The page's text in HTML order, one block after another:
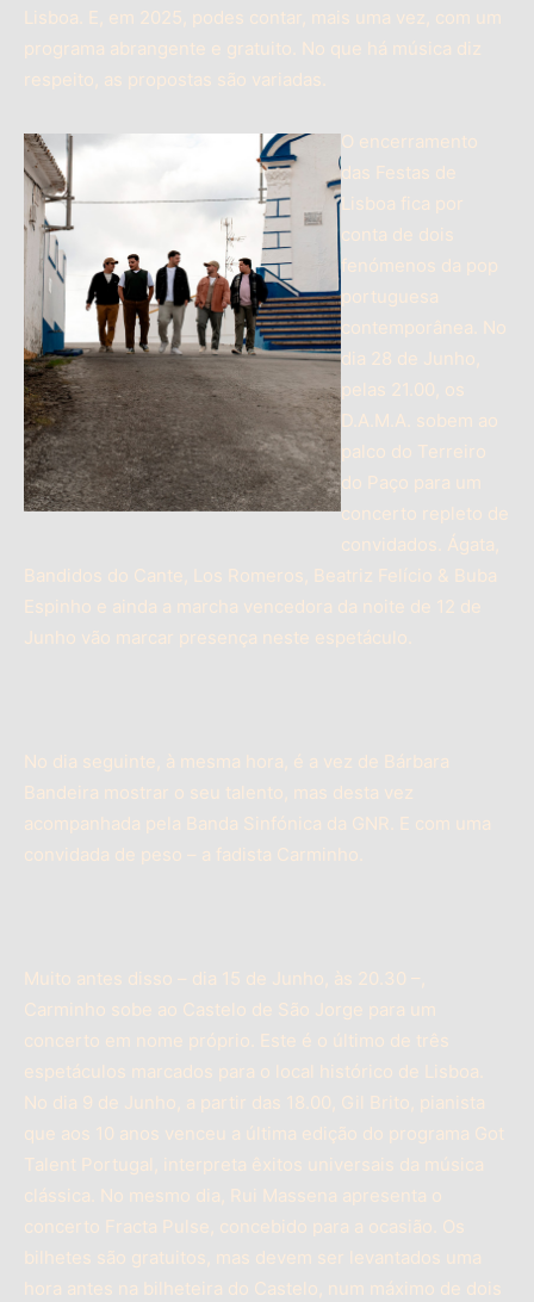
Lisboa. E, em 2025, podes contar, mais uma vez, com um
programa abrangente e gratuito. No que há música diz
respeito, as propostas são variadas.
O encerramento
das Festas de
Lisboa fica por
conta de dois
fenómenos da pop
portuguesa
contemporânea. No
dia 28 de Junho,
pelas 21.00, os
D.A.M.A. sobem ao
palco do Terreiro
do Paço para um
concerto repleto de
convidados. Ágata,
Bandidos do Cante, Los Romeros, Beatriz Felício & Buba
Espinho e ainda a marcha vencedora da noite de 12 de
Junho vão marcar presença neste espetáculo.
No dia seguinte, à mesma hora, é a vez de Bárbara
Bandeira mostrar o seu talento, mas desta vez
acompanhada pela Banda Sinfónica da GNR. E com uma
convidada de peso – a fadista Carminho.
Muito antes disso – dia 15 de Junho, às 20.30 –,
Carminho sobe ao Castelo de São Jorge para um
concerto em nome próprio. Este é o último de três
espetáculos marcados para o local histórico de Lisboa.
No dia 9 de Junho, a partir das 18.00, Gil Brito, pianista
que aos 10 anos venceu a última edição do programa Got
Talent Portugal, interpreta êxitos universais da música
clássica. No mesmo dia, Rui Massena apresenta o
concerto Fracta Pulse, concebido para a ocasião. Os
bilhetes são gratuitos, mas devem ser levantados uma
hora antes na bilheteira do Castelo, num máximo de dois